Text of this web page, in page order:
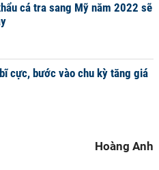
cá tra sang Mỹ năm 2022 sẽ
cực, bước vào chu kỳ tăng giá
Hoàng Anh